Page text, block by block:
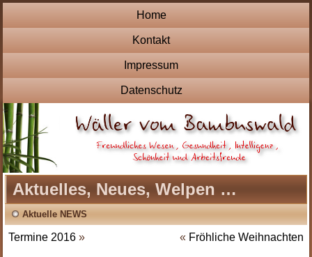
Home
Kontakt
Impressum
Datenschutz
Aktuelles, Neues, Welpen …
Aktuelle NEWS
Termine 2016 » « Fröhliche Weihnachten